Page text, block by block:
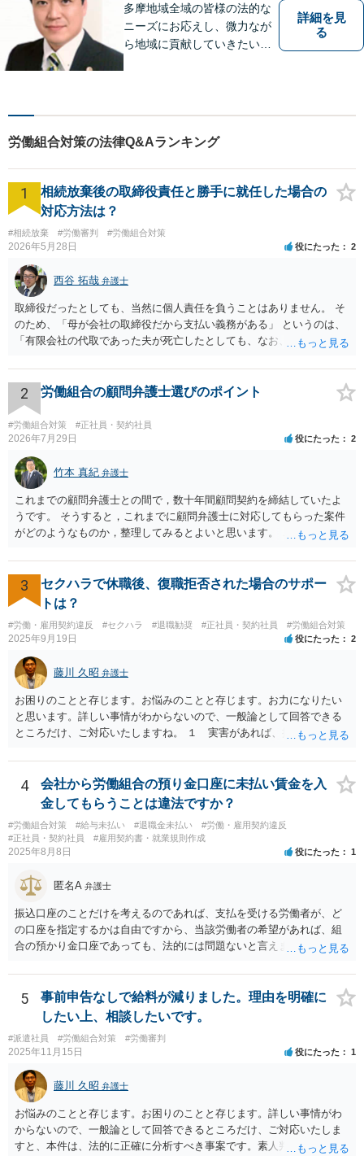
多摩地域全域の皆様の法的な
ニーズにお応えし、微力なが
ら地域に貢献していきたいと
詳細を見
る
労働組合対策の法律Q&Aランキング
1
相続放棄後の取締役責任と勝手に就任した場合の
対応方法は？
#相続放棄 #労働審判 #労働組合対策
2026年5月28日 役にたった 2
西谷 拓哉 弁護士
取締役だったとしても、当然に個人責任を負うことはありません。 そ
のため、「母が会社の取締役だから支払い義務がある」 というのは、
「有限会社の代取であった夫が死亡したとしても、なお、母は有限会
わりにする必要がある」という趣旨なのではないかと思われます。 相
続放棄したとしても、取締役である母には残された有限会社の後始末
をどうするのかという問題が残ります。 一度、司法書士や弁護士等の
専門家に相談されることをオススメ致します。
2 労働組合の顧問弁護士選びのポイント
#労働組合対策 #正社員・契約社員
2026年7月29日 役にたった 2
竹本 真紀 弁護士
これまでの顧問弁護士との間で，数十年間顧問契約を締結していたよ
うです。 そうすると，これまでに顧問弁護士に対応してもらった案件
がどのようなものか，整理してみるとよいと思います。 これにより，
事務所を比較した上で，弁護士と面談をする際，そのような案件に対
応してもらえるのかが重要だと思います。 ただ，組合員の相談内容に
ついて，分野を絞っているのか，それともどのような分野でもよいと
いうことで法律相談を依頼しているかの観点も重要です。 組合員とす
れば，相談だけではなく，できれば受任まで考えている場合も多いと
思います。 そうすると，労働組合としての相談だけではなく，基本的
に全ての分野を対象にして考える必要もあるかもしれません。 そうで
ないと，相談内容によって，対応が変わってしまうこともあると思い
ます。 組合員の相談についても，基本的に受任まで考えてもらえるこ
とができるのかも検討要素の一つかもしれません。
3
セクハラで休職後、復職拒否された場合のサポー
トは？
#労働・雇用契約違反 #セクハラ #退職勧奨 #正社員・契約社員 #労働組合対策
2025年9月19日 役にたった 2
藤川 久昭 弁護士
お困りのことと存じます。お悩みのことと存じます。お力になりたい
と思います。詳しい事情がわからないので、一般論として回答できる
ところだけ、ご対応いたしますね。 １ 実害があれば、損害賠償請求
限らないです。損害賠償請求は可能ですが、損害との因果関係の立証
が容易ではないと思われます。客観的証拠が不可欠です。 ２ 休職期
間満了による退職・解雇について無効だと争える可能性が高いです。
法的責任をきちんと追及されたい場合には、労務管理と労働法にかな
り詳しく、上記に関係した法理等にも通じた弁護士等に相談し、法的
に正確に分析してもらい、今後の対応を検討するべきです。良い解決
4
会社から労働組合の預り金口座に未払い賃金を入
金してもらうことは違法ですか？
#労働組合対策 #給与未払い #退職金未払い
#労働・雇用契約違反
#正社員・契約社員
#雇用契約書・就業規則作成
2025年8月8日 役にたった 1
匿名A 弁護士
振込口座のことだけを考えるのであれば、支払を受ける労働者が、ど
の口座を指定するかは自由ですから、当該労働者の希望があれば、組
合の預かり金口座であっても、法的には問題ないと言えます。 ただ
ると、場合によっては非弁の問題が生じる可能性が考えられます。
5
事前申告なしで給料が減りました。理由を明確に
したい上、相談したいです。
#派遣社員 #労働組合対策 #労働審判
2025年11月15日 役にたった 1
藤川 久昭 弁護士
お悩みのことと存じます。お困りのことと存じます。詳しい事情がわ
からないので、一般論として回答できるところだけ、ご対応いたしま
すと、本件は、法的に正確に分析すべき事案です。素人判断は大いに